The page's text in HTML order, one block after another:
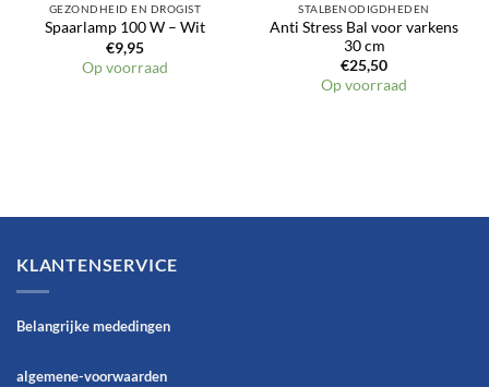
GEZONDHEID EN DROGIST
Spaarlamp 100 W – Wit
€9,95
Op voorraad
STALBENODIGDHEDEN
Anti Stress Bal voor varkens
30 cm
€25,50
Op voorraad
KLANTENSERVICE
Belangrijke mededingen
algemene-voorwaarden